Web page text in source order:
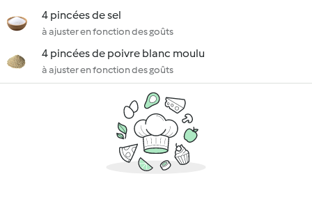
4 pincées de sel
à ajuster en fonction des goûts
4 pincées de poivre blanc moulu
à ajuster en fonction des goûts